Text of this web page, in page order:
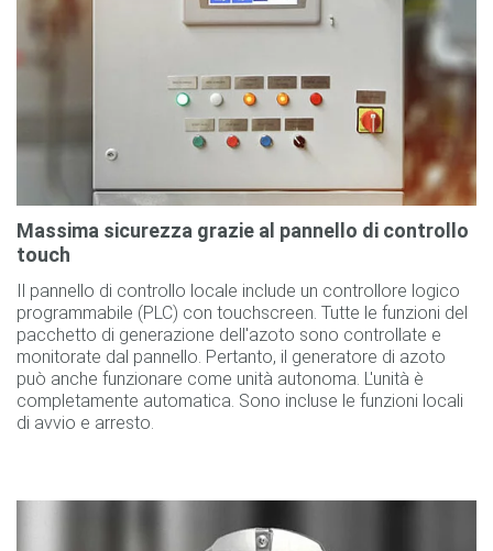
Massima sicurezza grazie al pannello di controllo
touch
Il pannello di controllo locale include un controllore logico
programmabile (PLC) con touchscreen. Tutte le funzioni del
pacchetto di generazione dell'azoto sono controllate e
monitorate dal pannello. Pertanto, il generatore di azoto
può anche funzionare come unità autonoma. L'unità è
completamente automatica. Sono incluse le funzioni locali
di avvio e arresto.